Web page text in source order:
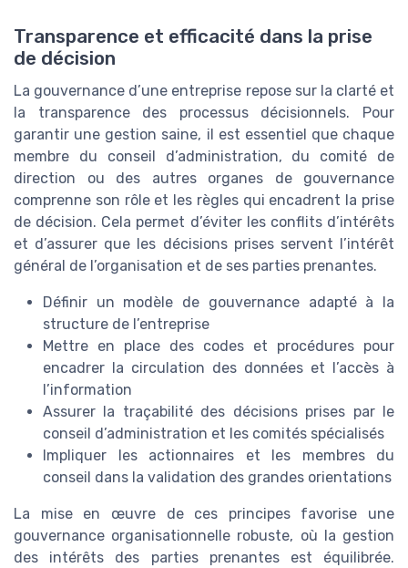
Transparence et efficacité dans la prise
de décision
La gouvernance d’une entreprise repose sur la clarté et
la transparence des processus décisionnels. Pour
garantir une gestion saine, il est essentiel que chaque
membre du conseil d’administration, du comité de
direction ou des autres organes de gouvernance
comprenne son rôle et les règles qui encadrent la prise
de décision. Cela permet d’éviter les conflits d’intérêts
et d’assurer que les décisions prises servent l’intérêt
général de l’organisation et de ses parties prenantes.
Définir un modèle de gouvernance adapté à la
structure de l’entreprise
Mettre en place des codes et procédures pour
encadrer la circulation des données et l’accès à
l’information
Assurer la traçabilité des décisions prises par le
conseil d’administration et les comités spécialisés
Impliquer les actionnaires et les membres du
conseil dans la validation des grandes orientations
La mise en œuvre de ces principes favorise une
gouvernance organisationnelle robuste, où la gestion
des intérêts des parties prenantes est équilibrée.